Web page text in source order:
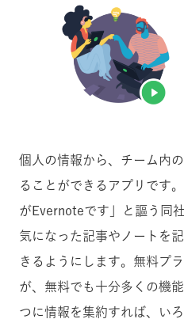
個人の情報から、チーム内
ることができるアプリです
がEvernoteです」と謳う同
気になった記事やノートを
きるようにします。無料プ
が、無料でも十分多くの機
つに情報を集約すれば、い